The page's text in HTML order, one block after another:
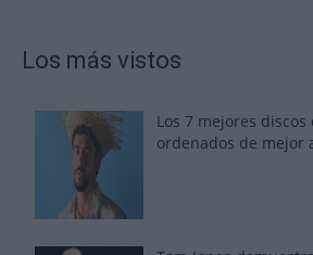
Los más vistos
Los 7 mejores discos
ordenados de mejor